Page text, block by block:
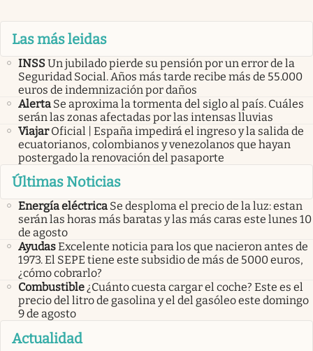
Las más leidas
INSSUn jubilado pierde su pensión por un error de la
Seguridad Social. Años más tarde recibe más de 55.000
euros de indemnización por daños
Alerta Se aproxima la tormenta del siglo al país. Cuáles
serán las zonas afectadas por las intensas lluvias
Viajar Oficial | España impedirá el ingreso y la salida de
ecuatorianos, colombianos y venezolanos que hayan
postergado la renovación del pasaporte
Últimas Noticias
Energía eléctrica Se desploma el precio de la luz: estan
serán las horas más baratas y las más caras este lunes 10
de agosto
AyudasExcelente noticia para los que nacieron antes de
1973. El SEPE tiene este subsidio de más de 5000 euros,
¿cómo cobrarlo?
Combustible¿Cuánto cuesta cargar el coche? Este es el
precio del litro de gasolina y el del gasóleo este domingo
9 de agosto
Actualidad